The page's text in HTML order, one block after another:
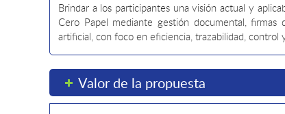
Brindar a los participantes una visión actual y
Cero Papel mediante gestión documental, firmas
artificial, con foco en eficiencia, trazabilidad, control
Valor de la propuesta